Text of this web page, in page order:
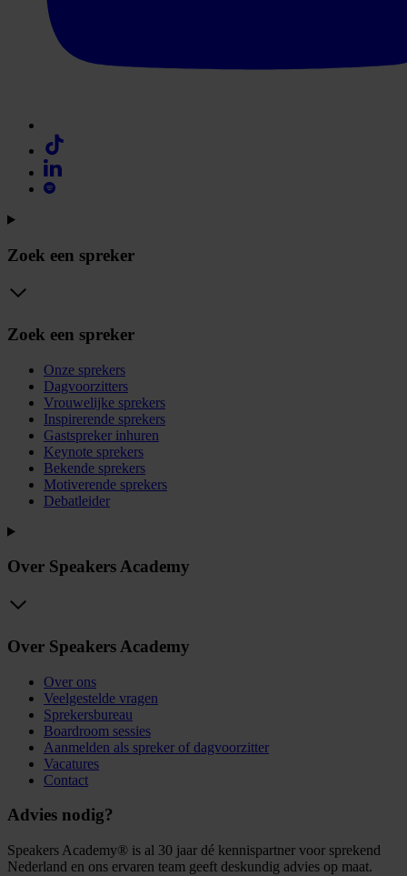
Zoek een spreker
Zoek een spreker
Onze sprekers
Dagvoorzitters
Vrouwelijke sprekers
Inspirerende sprekers
Gastspreker inhuren
Keynote sprekers
Bekende sprekers
Motiverende sprekers
Debatleider
Over Speakers Academy
Over Speakers Academy
Over ons
Veelgestelde vragen
Sprekersbureau
Boardroom sessies
Aanmelden als spreker of dagvoorzitter
Vacatures
Contact
Advies nodig?
Speakers Academy® is al 30 jaar dé kennispartner voor sprekend
Nederland en ons ervaren team geeft deskundig advies op maat.